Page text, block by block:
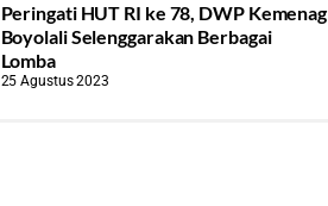
Peringati HUT RI ke 78, DWP Kemenag
Boyolali Selenggarakan Berbagai
Lomba
25 Agustus 2023